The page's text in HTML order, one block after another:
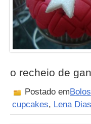
o recheio de
Postado emBolos
cupcakes, Lena Dias